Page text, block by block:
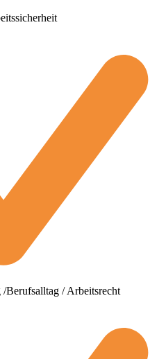
Berufsalltag / Arbeitsrecht